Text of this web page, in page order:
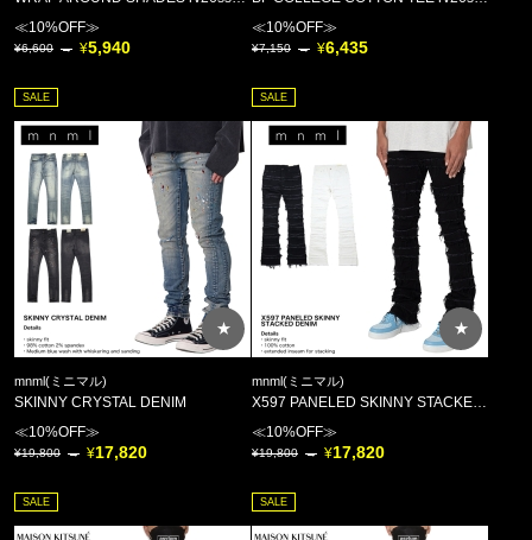
≪10%OFF≫
6,600 5,940
≪10%OFF≫
7,150 6,435
SALE
★
mnml(ミニマル)
SKINNY CRYSTAL DENIM
≪10%OFF≫
19,800 17,820
SALE
★
mnml(ミニマル)
≪10%OFF≫
19,800 17,820
SALE SALE